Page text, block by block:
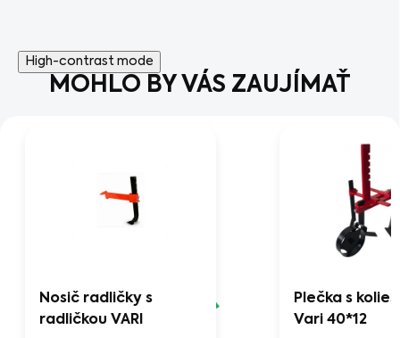
High-contrast mode
MOHLO BY VÁS ZAUJÍMAŤ
Nosič radličky s
radličkou VARI
Plečka s
Vari 40*12